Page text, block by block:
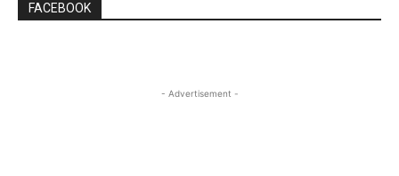
FACEBOOK
- Advertisement -